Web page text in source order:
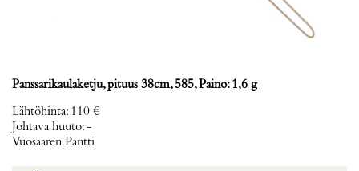
Panssarikaulaketju, pituus 38cm, 585, Paino: 1,6 g
Lähtöhinta: 110 €
Johtava huuto:-
Vuosaaren Pantti